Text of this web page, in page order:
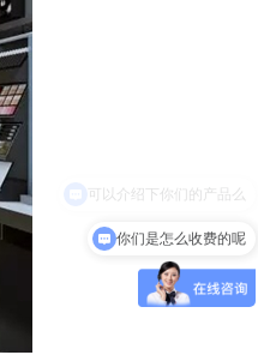
你们是怎么收费的呢